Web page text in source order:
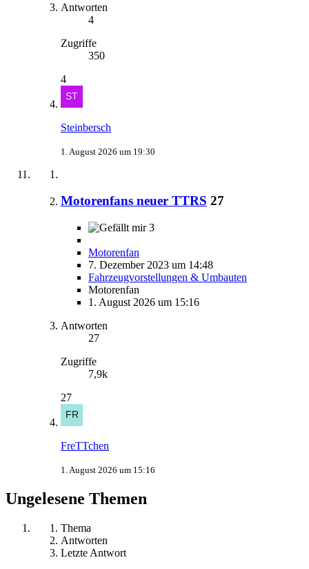
Antworten
4
Zugriffe
350
4
Steinbersch
1. August 2026 um 19:30
Motorenfans neuer TTRS 27
3
Motorenfan
7. Dezember 2023 um 14:48
Fahrzeugvorstellungen & Umbauten
Motorenfan
1. August 2026 um 15:16
Antworten
27
Zugriffe
7,9k
27
FreTTchen
1. August 2026 um 15:16
Ungelesene Themen
Thema
Antworten
Letzte Antwort